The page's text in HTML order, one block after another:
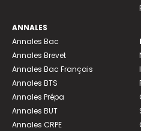
ANNALES
Annales Bac
Annales Brevet
Annales Bac Français
Annales BTS
Annales Prépa
Annales BUT
Annales CRPE